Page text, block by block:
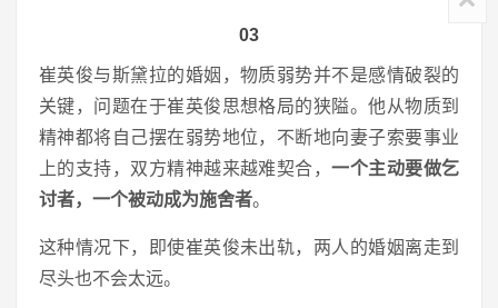
03
崔英俊与斯黛拉的婚姻，物质弱势并不是感情破裂的
关键，问题在于崔英俊思想格局的狭隘。他从物质到
精神都将自己摆在弱势地位，不断地向妻子索要事业
上的支持，双方精神越来越难契合，一个主动要做乞
讨者，一个被动成为施舍者。
这种情况下，即使崔英俊未出轨，两人的婚姻离走到
尽头也不会太远。